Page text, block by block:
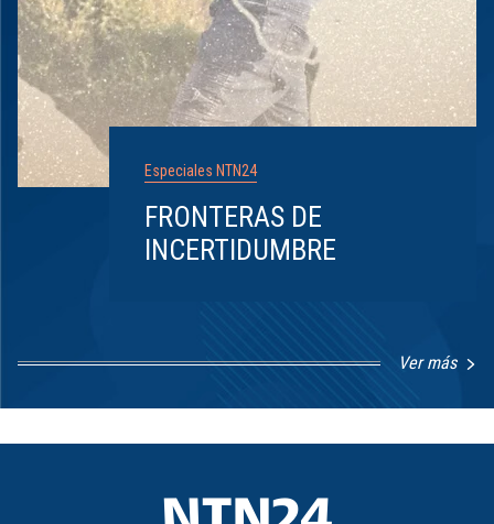
Especiales NTN24
FRONTERAS DE
INCERTIDUMBRE
Ver más
1
8